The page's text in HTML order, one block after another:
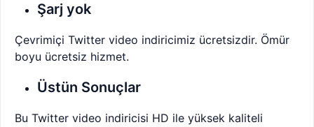
Şarj yok
Çevrimiçi Twitter video indiricimiz ücretsizdir. Ömür
boyu ücretsiz hizmet.
Üstün Sonuçlar
Bu Twitter video indiricisi HD ile yüksek kaliteli